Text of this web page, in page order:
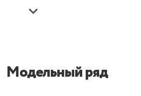
Модельный ряд